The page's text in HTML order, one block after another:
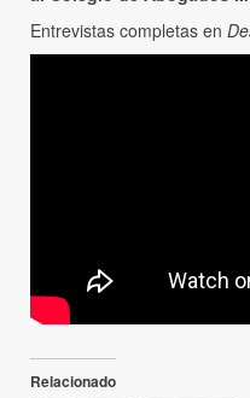
Entrevistas completas en
Relacionado